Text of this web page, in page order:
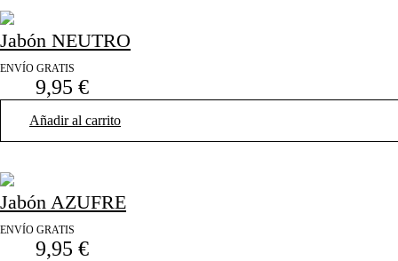
Jabón NEUTRO
ENVÍO GRATIS
9,95 €
Añadir al carrito
Jabón AZUFRE
ENVÍO GRATIS
9,95 €